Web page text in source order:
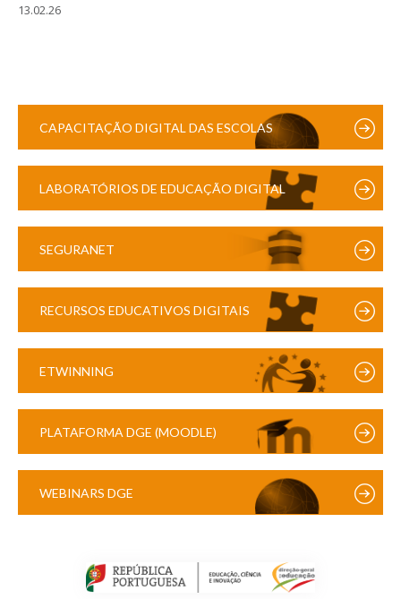
13.02.26
CAPACITAÇÃO DIGITAL DAS ESCOLAS
LABORATÓRIOS DE EDUCAÇÃO DIGITAL
SEGURANET
RECURSOS EDUCATIVOS DIGITAIS
ETWINNING
PLATAFORMA DGE (MOODLE)
WEBINARS DGE